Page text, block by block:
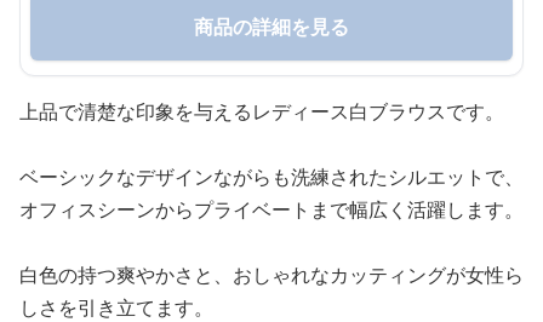
商品の詳細を見る
上品で清楚な印象を与えるレディース白ブラウスです。
ベーシックなデザインながらも洗練されたシルエットで、
オフィスシーンからプライベートまで幅広く活躍します。
白色の持つ爽やかさと、おしゃれなカッティングが女性ら
しさを引き立てます。